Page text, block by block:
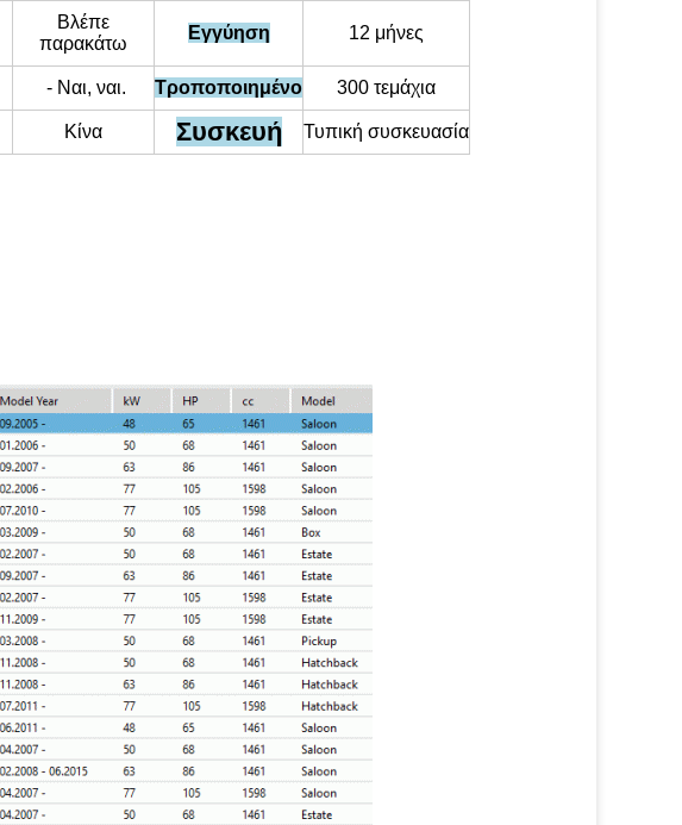
Βλέπε
παρακάτω
Εγγύηση 12 μήνες
- Ναι, ναι. Τροποποιημένο
300 τεμάχια
Κίνα Συσκευή Τυπική συσκευασία